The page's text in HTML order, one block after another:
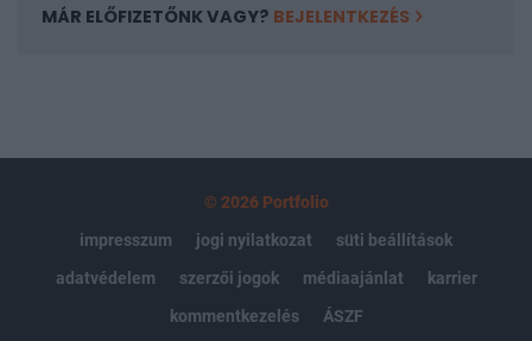
MÁR ELŐFIZETŐNK VAGY? BEJELENTKEZÉS
© 2026 Portfolio
impresszum
jogi nyilatkozat
süti beállítások
adatvédelem
szerzői jogok médiaajánlat
karrier
kommentkezelés
ÁSZF